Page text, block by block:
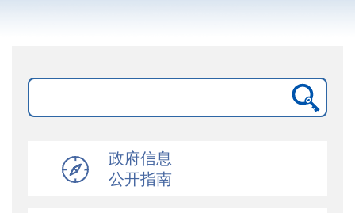
政府信息
公开指南